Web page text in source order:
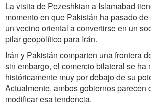
La visita de Pezeshkian a Islamabad
momento en que Pakistán ha pasado
un vecino oriental a convertirse en un
pilar geopolítico para Irán.
Irán y Pakistán comparten una frontera
sin embargo, el comercio bilateral se ha
históricamente muy por debajo de su
Actualmente, ambos gobiernos parecen
modificar esa tendencia.